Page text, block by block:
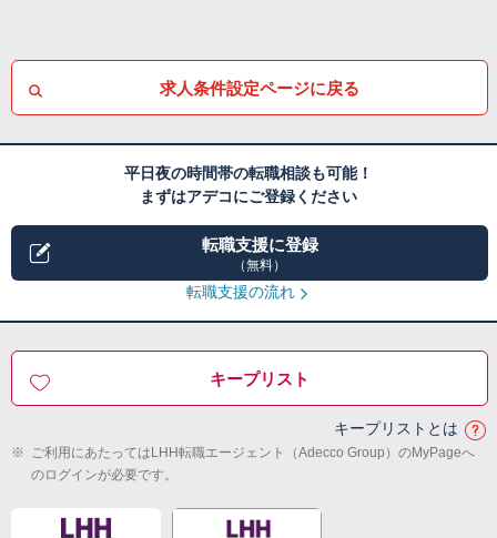
求人条件設定ページに戻る
平日夜の時間帯の転職相談も可能！
まずはアデコにご登録ください
転職支援に登録
（無料）
転職支援の流れ
キープリスト
キープリストとは
※ ご利用にあたってはLHH転職エージェント（Adecco Group）のMyPageへ
のログインが必要です。